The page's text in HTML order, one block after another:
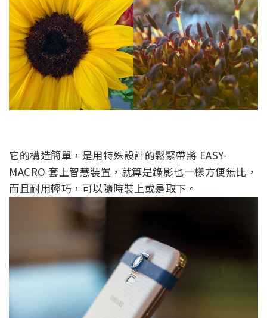
它的構造簡單，是用特殊設計的鬆緊帶將 EASY-
MACRO 套上智慧裝置，就算是錄影也一樣方便無比，
而且耐用輕巧，可以隨時裝上或是取下。